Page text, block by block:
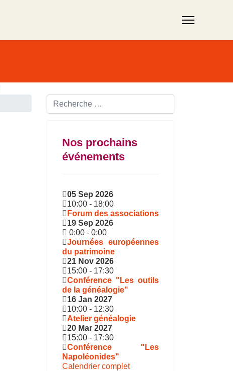
Rechercher ...
Nos prochains
événements
05 Sep 2026
10:00 - 18:00
Forum des associations
19 Sep 2026
0:00 - 0:00
Journées européennes
du patrimoine
21 Nov 2026
15:00 - 17:30
Conférence "Les outils
de la généalogie"
16 Jan 2027
10:00 - 12:30
Atelier généalogie
20 Mar 2027
15:00 - 17:30
Conférence "Les
Napoléonides"
Calendrier complet